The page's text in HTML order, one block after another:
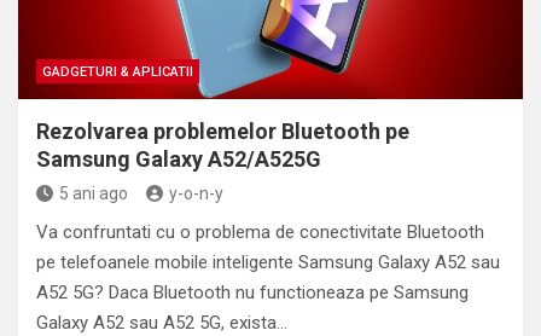
GADGETURI & APLICATII
Rezolvarea problemelor Bluetooth pe
Samsung Galaxy A52/A525G
5 ani ago y-o-n-y
Va confruntati cu o problema de conectivitate Bluetooth
pe telefoanele mobile inteligente Samsung Galaxy A52 sau
A52 5G? Daca Bluetooth nu functioneaza pe Samsung
Galaxy A52 sau A52 5G, exista…